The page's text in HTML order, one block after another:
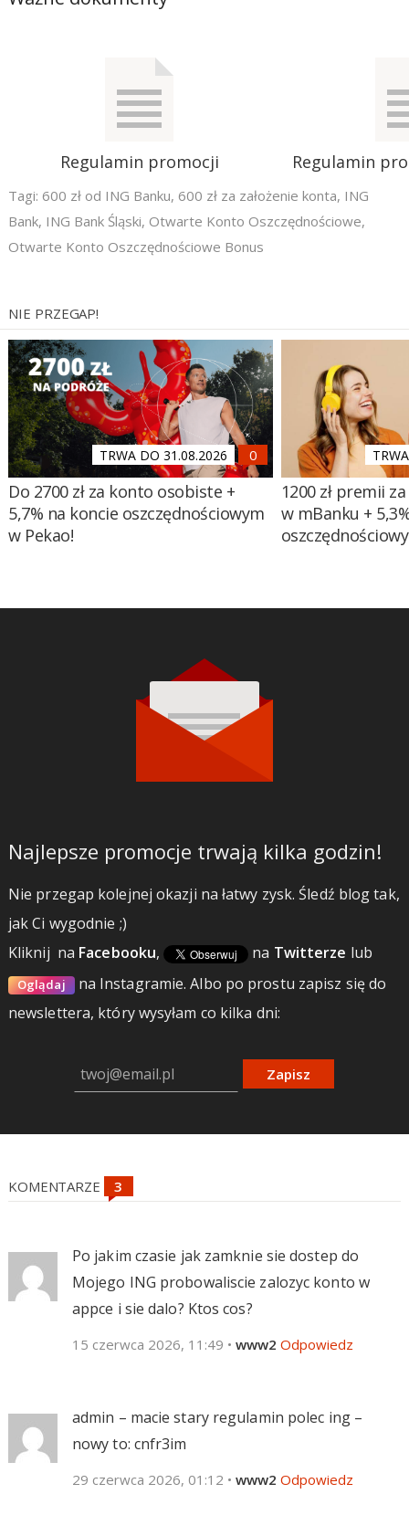
Regulamin promocji Regulamin
Tagi: 600 zł od ING Banku, 600 zł za założenie konta, ING
Bank, ING Bank Śląski, Otwarte Konto Oszczędnościowe,
Otwarte Konto Oszczędnościowe Bonus
NIE PRZEGAP!
TRWA DO 31.08.2026
Do 2700 zł za konto osobiste +
5,7% na koncie oszczędnościowym
w Pekao!
1200 zł premii
w mBanku +
Najlepsze promocje trwają kilka godzin!
Nie przegap kolejnej okazji na łatwy zysk. Śledź blog tak,
jak Ci wygodnie ;)
Kliknij na Facebooku, na Twitterze lub
Oglądaj na Instagramie.Albo po prostu zapisz się do
newslettera, który wysyłam co kilka dni:
Zapisz
KOMENTARZE
Po jakim czasie jak zamknie sie dostep do
Mojego ING probowaliscie zalozyc konto w
appce i sie dalo? Ktos cos?
15 czerwca 2026, 11:49 • www2 Odpowiedz
admin – macie stary regulamin polec ing –
nowy to: cnfr3im
29 czerwca 2026, 01:12 • www2 Odpowiedz